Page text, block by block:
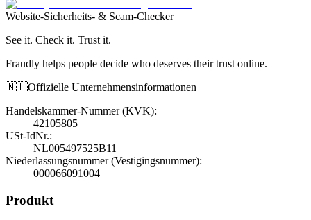
Website-Sicherheits- & Scam-Checker
See it. Check it. Trust it.
Fraudly helps people decide who deserves their trust online.
🇳🇱Offizielle Unternehmensinformationen
Handelskammer-Nummer (KVK):
42105805
USt-IdNr.:
NL005497525B11
Niederlassungsnummer (Vestigingsnummer):
000066091004
Produkt